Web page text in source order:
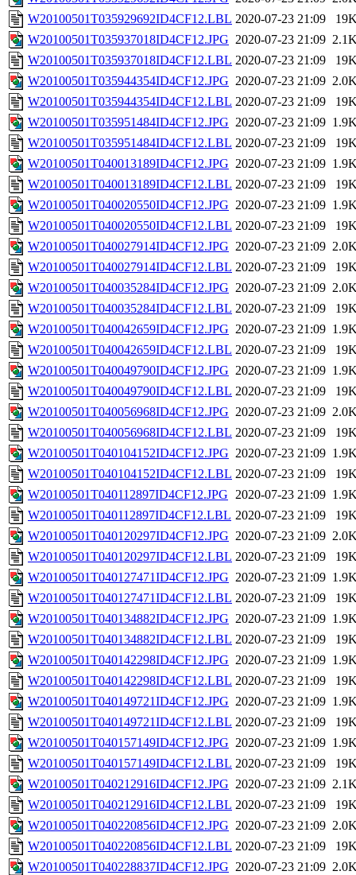
W20100501T035929692ID4CF12.LBL 2020-07-23 21:09
W20100501T035937018ID4CF12.JPG 2020-07-23 21:09
W20100501T035937018ID4CF12.LBL 2020-07-23 21:09
W20100501T035944354ID4CF12.JPG 2020-07-23 21:09
W20100501T035944354ID4CF12.LBL 2020-07-23 21:09
W20100501T035951484ID4CF12.JPG 2020-07-23 21:09
W20100501T035951484ID4CF12.LBL 2020-07-23 21:09
W20100501T040013189ID4CF12.JPG 2020-07-23 21:09
W20100501T040013189ID4CF12.LBL 2020-07-23 21:09
W20100501T040020550ID4CF12.JPG 2020-07-23 21:09
W20100501T040020550ID4CF12.LBL 2020-07-23 21:09
W20100501T040027914ID4CF12.JPG 2020-07-23 21:09
W20100501T040027914ID4CF12.LBL 2020-07-23 21:09
W20100501T040035284ID4CF12.JPG 2020-07-23 21:09
W20100501T040035284ID4CF12.LBL 2020-07-23 21:09
W20100501T040042659ID4CF12.JPG 2020-07-23 21:09
W20100501T040042659ID4CF12.LBL 2020-07-23 21:09
W20100501T040049790ID4CF12.JPG 2020-07-23 21:09
W20100501T040049790ID4CF12.LBL 2020-07-23 21:09
W20100501T040056968ID4CF12.JPG 2020-07-23 21:09
W20100501T040056968ID4CF12.LBL 2020-07-23 21:09
W20100501T040104152ID4CF12.JPG 2020-07-23 21:09
W20100501T040104152ID4CF12.LBL 2020-07-23 21:09
W20100501T040112897ID4CF12.JPG 2020-07-23 21:09
W20100501T040112897ID4CF12.LBL 2020-07-23 21:09
W20100501T040120297ID4CF12.JPG 2020-07-23 21:09
W20100501T040120297ID4CF12.LBL 2020-07-23 21:09
W20100501T040127471ID4CF12.JPG 2020-07-23 21:09
W20100501T040127471ID4CF12.LBL 2020-07-23 21:09
W20100501T040134882ID4CF12.JPG 2020-07-23 21:09
W20100501T040134882ID4CF12.LBL 2020-07-23 21:09
W20100501T040142298ID4CF12.JPG 2020-07-23 21:09
W20100501T040142298ID4CF12.LBL 2020-07-23 21:09
W20100501T040149721ID4CF12.JPG 2020-07-23 21:09
W20100501T040149721ID4CF12.LBL 2020-07-23 21:09
W20100501T040157149ID4CF12.JPG 2020-07-23 21:09
W20100501T040157149ID4CF12.LBL 2020-07-23 21:09
W20100501T040212916ID4CF12.JPG 2020-07-23 21:09
W20100501T040212916ID4CF12.LBL 2020-07-23 21:09
W20100501T040220856ID4CF12.JPG 2020-07-23 21:09
W20100501T040220856ID4CF12.LBL 2020-07-23 21:09
W20100501T040228837ID4CF12.JPG 2020-07-23 21:09